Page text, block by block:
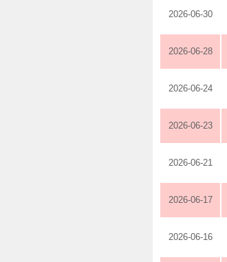
2026-06-30
2026-06-28
2026-06-24
2026-06-23
2026-06-21
2026-06-17
2026-06-16